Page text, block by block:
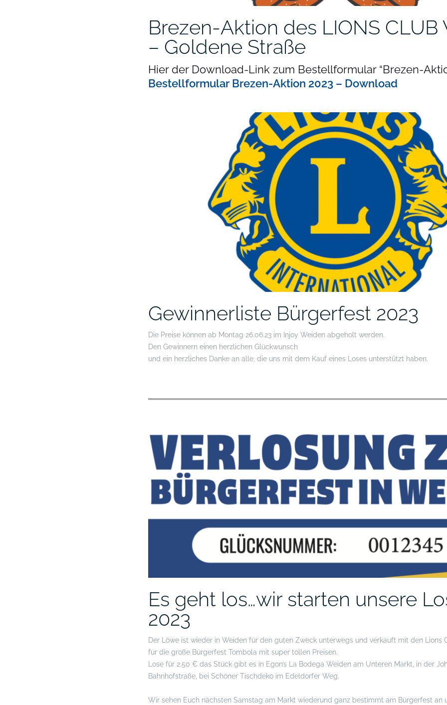
Brezen-Aktion des LIONS CLUB
– Goldene Straße
Hier der Download-Link zum Bestellformular “Brezen-
Bestellformular Brezen-Aktion 2023 – Download
Gewinnerliste Bürgerfest 2023
Die Preise können ab Montag 26.06.23 im Injoy Weiden abgeholt werden.
Den Gewinnern einen herzlichen Glückwunsch
und ein herzliches Danke an alle, die uns mit dem Kauf eines Loses unterstûtzt haben.
Es geht los…wir starten unsere
2023
Der Löwe ist wieder in Weiden für den guten Zweck unterwegs und verkauft mit den Lions
für die große Bürgerfest Tombola mit super tollen Preisen.
Lose für 2.50 € das Stück gibt es in Egon’s La Bodega Weiden am Unteren Markt, in der
Bahnhofstraße, bei Schöner Tischdeko im Edeldorfer Weg.
Wir sehen Euch nächsten Samstag am Markt wiederund ganz bestimmt am Bürgerfest an